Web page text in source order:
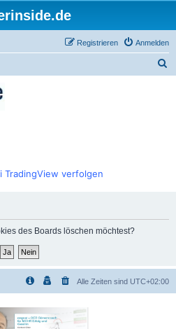
Anmelden
Registrieren
TradingView verfolgen
des Boards löschen möchtest?
Alle Zeiten sind UTC+02:00